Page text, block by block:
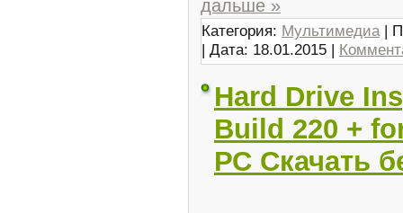
дальше »
Категория: Мультимедиа |
| Дата: 18.01.2015 |
Hard Drive
Build 220 +
РС Скачать